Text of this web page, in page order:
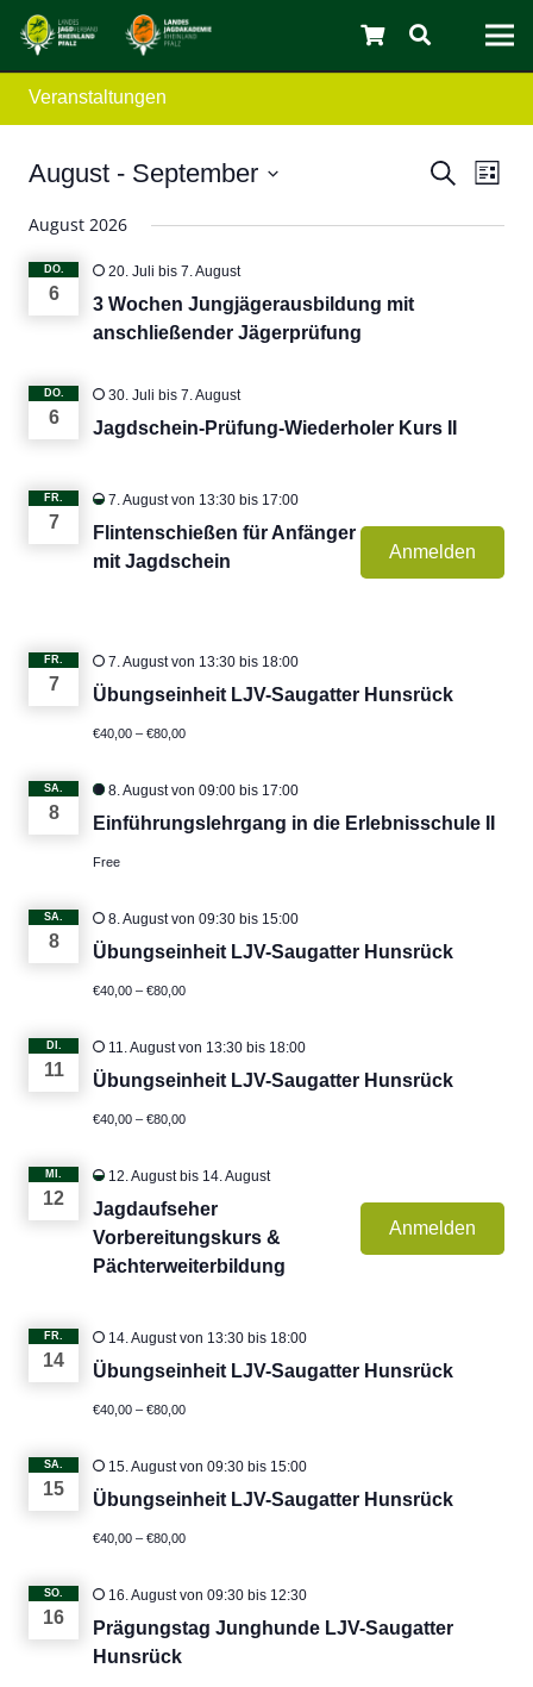
Veranstaltungen
Suche
Suche
Liste
August - September
wählen.
August 2026
DO.
6
20. Juli bis 7. August
3 Wochen Jungjägerausbildung mit
anschließender Jägerprüfung
DO.
6
30. Juli bis 7. August
Jagdschein-Prüfung-Wiederholer Kurs II
FR.
7
7. August von 13:30 bis 17:00
Flintenschießen für Anfänger
mit Jagdschein
Anmelden
FR.
7
7. August von 13:30 bis 18:00
Übungseinheit LJV-Saugatter Hunsrück
€40,00 – €80,00
SA.
8
8. August von 09:00 bis 17:00
Einführungslehrgang in die Erlebnisschule II
Free
SA.
8
8. August von 09:30 bis 15:00
Übungseinheit LJV-Saugatter Hunsrück
€40,00 – €80,00
DI.
11
11. August von 13:30 bis 18:00
Übungseinheit LJV-Saugatter Hunsrück
€40,00 – €80,00
MI.
12
12. Augustbis 14. August
Jagdaufseher
Vorbereitungskurs &
Pächterweiterbildung
Anmelden
FR.
14
14. August von 13:30 bis 18:00
Übungseinheit LJV-Saugatter Hunsrück
€40,00 – €80,00
SA.
15
15. August von 09:30 bis 15:00
Übungseinheit LJV-Saugatter Hunsrück
€40,00 – €80,00
SO.
16
16. August von 09:30 bis 12:30
Prägungstag Junghunde LJV-Saugatter
Hunsrück